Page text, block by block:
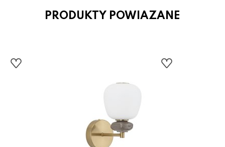
PRODUKTY POWIAZANE